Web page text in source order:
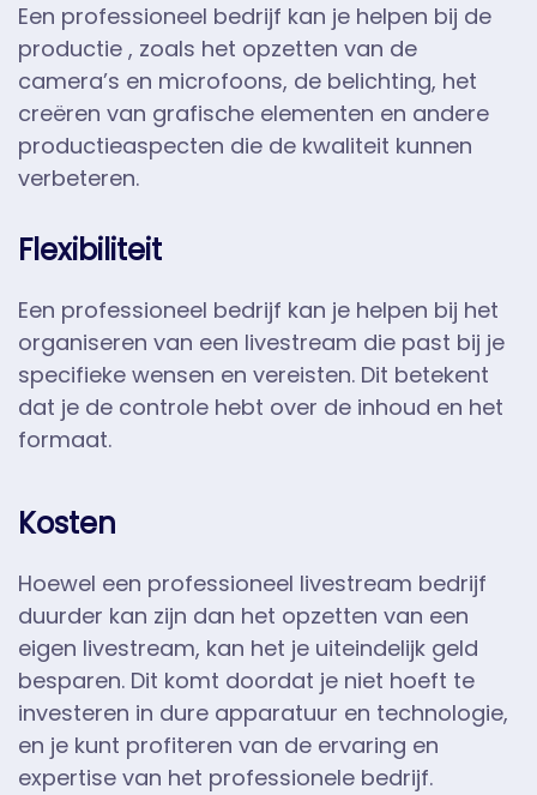
Een professioneel bedrijf kan je helpen bij de
productie , zoals het opzetten van de
camera’s en microfoons, de belichting, het
creëren van grafische elementen en andere
productieaspecten die de kwaliteit kunnen
verbeteren.
Flexibiliteit
Een professioneel bedrijf kan je helpen bij het
organiseren van een livestream die past bij je
specifieke wensen en vereisten. Dit betekent
dat je de controle hebt over de inhoud en het
formaat.
Kosten
Hoewel een professioneel livestream bedrijf
duurder kan zijn dan het opzetten van een
eigen livestream, kan het je uiteindelijk geld
besparen. Dit komt doordat je niet hoeft te
investeren in dure apparatuur en technologie,
en je kunt profiteren van de ervaring en
expertise van het professionele bedrijf.